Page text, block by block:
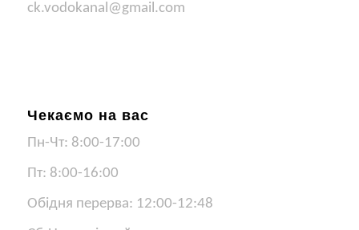
ck.vodokanal@gmail.com
Чекаємо на вас
Пн-Чт: 8:00-17:00
Пт: 8:00-16:00
Обідня перерва: 12:00-12:48